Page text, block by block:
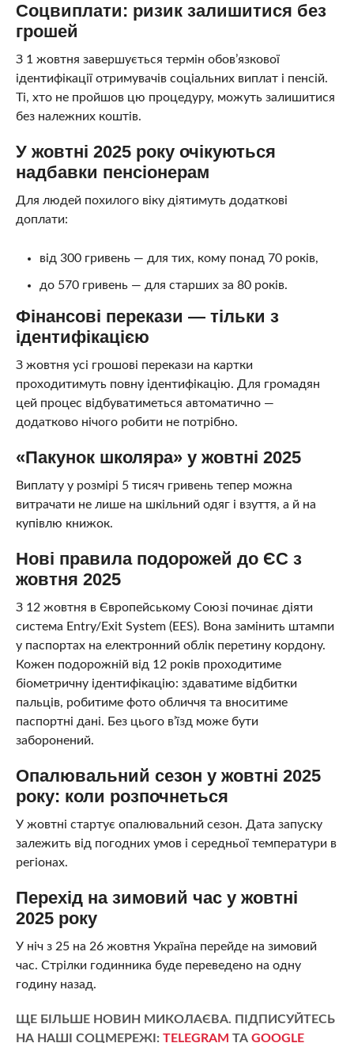
Соцвиплати: ризик залишитися без
грошей
З 1 жовтня завершується термін обов’язкової
ідентифікації отримувачів соціальних виплат і пенсій.
Ті, хто не пройшов цю процедуру, можуть залишитися
без належних коштів.
У жовтні 2025 року очікуються
надбавки пенсіонерам
Для людей похилого віку діятимуть додаткові
доплати:
від 300 гривень — для тих, кому понад 70 років,
до 570 гривень — для старших за 80 років.
Фінансові перекази — тільки з
ідентифікацією
З жовтня усі грошові перекази на картки
проходитимуть повну ідентифікацію. Для громадян
цей процес відбуватиметься автоматично —
додатково нічого робити не потрібно.
«Пакунок школяра» у жовтні 2025
Виплату у розмірі 5 тисяч гривень тепер можна
витрачати не лише на шкільний одяг і взуття, а й на
купівлю книжок.
Нові правила подорожей до ЄС з
жовтня 2025
З 12 жовтня в Європейському Союзі починає діяти
система Entry/Exit System (EES). Вона замінить штампи
у паспортах на електронний облік перетину кордону.
Кожен подорожній від 12 років проходитиме
біометричну ідентифікацію: здаватиме відбитки
пальців, робитиме фото обличчя та вноситиме
паспортні дані. Без цього в’їзд може бути
заборонений.
Опалювальний сезон у жовтні 2025
року: коли розпочнеться
У жовтні стартує опалювальний сезон. Дата запуску
залежить від погодних умов і середньої температури в
регіонах.
Перехід на зимовий час у жовтні
2025 року
У ніч з 25 на 26 жовтня Україна перейде на зимовий
час. Стрілки годинника буде переведено на одну
годину назад.
ЩЕ БІЛЬШЕ НОВИН МИКОЛАЄВА. ПІДПИСУЙТЕСЬ
НА НАШІ СОЦМЕРЕЖІ: TELEGRAM ТА GOOGLE